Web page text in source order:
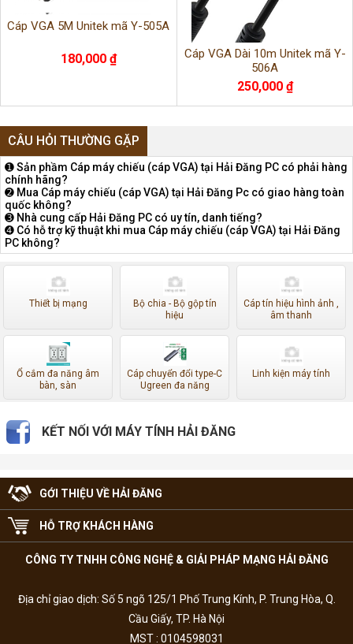
Cáp VGA 5M Unitek mã Y-505A
180,000 ₫
Cáp VGA Dài 10m Unitek mã Y-
506A
250,000 ₫
CÂU HỎI THƯỜNG GẶP
➊ Sản phầm Cáp máy chiếu (cáp VGA) tại Hải Đăng PC có phải hàng
chính hãng?
➋ Mua Cáp máy chiếu (cáp VGA) tại Hải Đăng Pc có giao hàng toàn
quốc không?
➌ Nhà cung cấp Hải Đăng PC có uy tín, danh tiếng?
➍ Có hỗ trợ kỹ thuật khi mua Cáp máy chiếu (cáp VGA) tại Hải Đăng
PC không?
Thiết bị mạng
Bộ chia - Bộ gộp tín
hiệu
Cáp tín hiệu hình ảnh ,
âm thanh
Ổ cắm đa năng âm
bàn, sàn
Cáp chuyển đổi type-C
Ugreen đa năng
Linh kiện máy tính
KẾT NỐI VỚI MÁY TÍNH HẢI ĐĂNG
GỚI THIỆU VỀ HẢI ĐĂNG
HỖ TRỢ KHÁCH HÀNG
CÔNG TY TNHH CÔNG NGHỆ & GIẢI PHÁP MẠNG HẢI ĐĂNG
Địa chỉ giao dịch: Số 5 ngõ 125/1 Phố Trung Kính, P. Trung Hòa, Q.
Cầu Giấy, TP. Hà Nội
MST : 0104598031